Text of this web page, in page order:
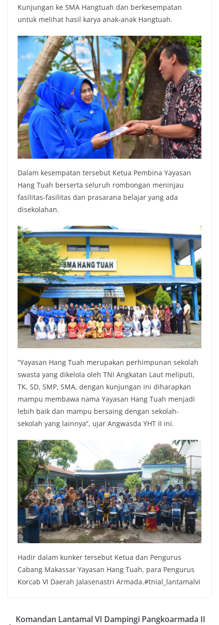
Kunjungan ke SMA Hangtuah dan berkesempatan
untuk melihat hasil karya anak-anak Hangtuah.
Dalam kesempatan tersebut Ketua Pembina Yayasan
Hang Tuah berserta seluruh rombongan meninjau
fasilitas-fasilitas dan prasarana belajar yang ada
disekolahan.
“Yayasan Hang Tuah merupakan perhimpunan sekolah
swasta yang dikelola oleh TNI Angkatan Laut meliputi,
TK, SD, SMP, SMA, dengan kunjungan ini diharapkan
mampu membawa nama Yayasan Hang Tuah menjadi
lebih baik dan mampu bersaing dengan sekolah-
sekolah yang lainnya”, ujar Angwasda YHT II ini.
Hadir dalam kunker tersebut Ketua dan Pengurus
Cabang Makassar Yayasan Hang Tuah, para Pengurus
Korcab VI Daerah Jalasenastri Armada.#tnial_lantamalvi
Komandan Lantamal VI Dampingi Pangkoarmada II